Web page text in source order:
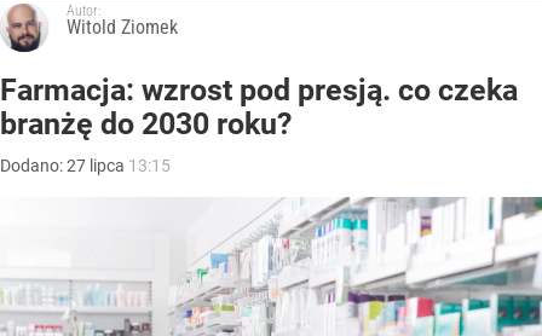
Autor:
Witold Ziomek
Farmacja: wzrost pod presją. co czeka
branżę do 2030 roku?
Dodano:27 lipca 13:15